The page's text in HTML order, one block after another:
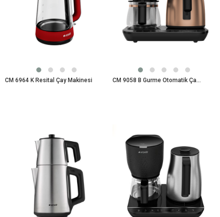
CM 6964 K Resital Çay Makinesi CM 9058 B Gurme Otomatik Çay Makinesi Çay Makinesi